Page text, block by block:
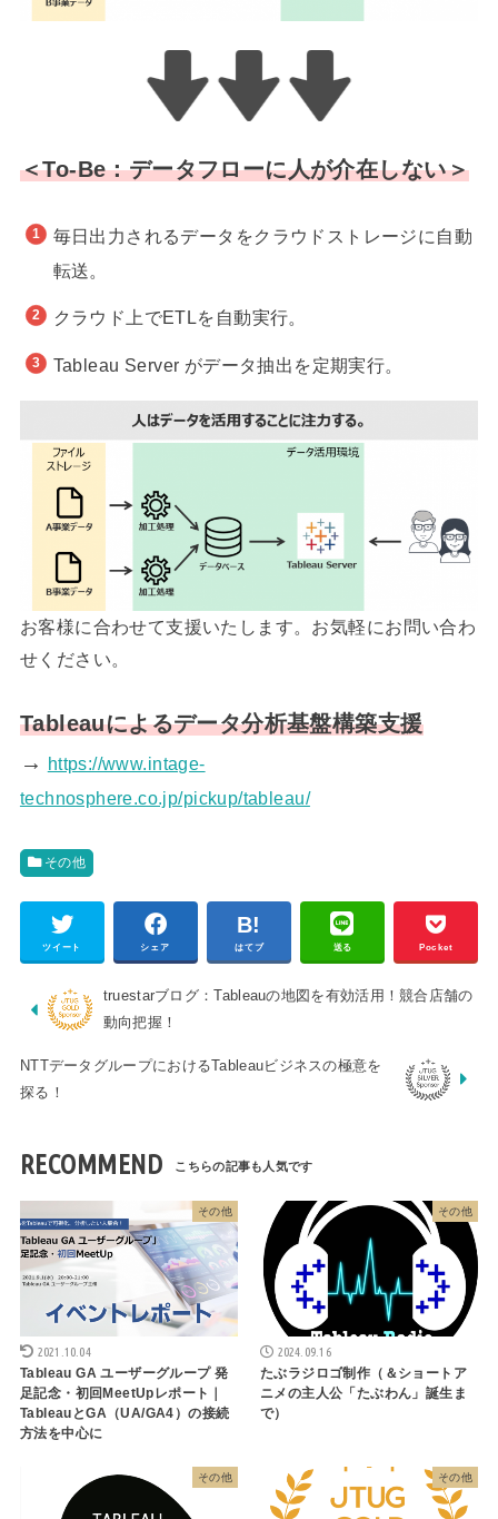
＜To-Be：データフローに人が介在しない＞
毎日出力されるデータをクラウドストレージに自動
転送。
クラウド上でETLを自動実行。
Tableau Server がデータ抽出を定期実行。
お客様に合わせて支援いたします。お気軽にお問い合わ
せください。
Tableauによるデータ分析基盤構築支援
→ https://www.intage-
technosphere.co.jp/pickup/tableau/
その他
ツイート シェア はてブ 送る Pocket
truestarブログ：Tableauの地図を有効活用！競合店舗の
動向把握！
NTTデータグループにおけるTableauビジネスの極意を
探る！
RECOMMEND
その他
2021.10.04
Tableau GA ユーザーグループ 発
足記念・初回MeetUpレポート｜
TableauとGA（UA/GA4）の接続
方法を中心に
その他
2024.09.16
たぶラジロゴ制作（＆ショートア
ニメの主人公「たぶわん」誕生ま
で）
その他 その他